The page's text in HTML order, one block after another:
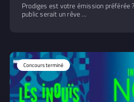
Prodiges est votre émission préférée
public serait un rêve ...
Concours terminé